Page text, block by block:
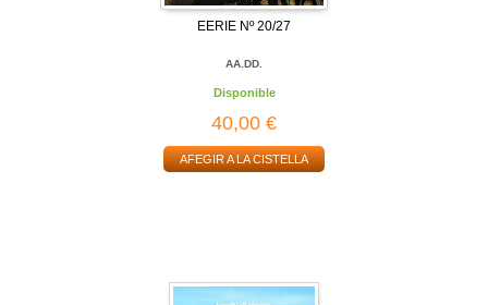
EERIE Nº 20/27
AA.DD.
Disponible
40,00 €
AFEGIR A LA CISTELLA